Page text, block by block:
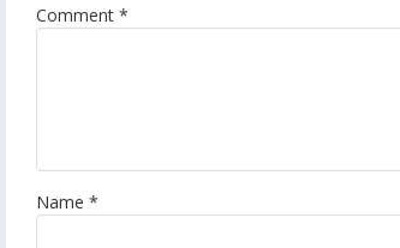
Comment *
Name *